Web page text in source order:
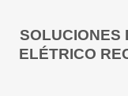
SOLUCIONES
ELÉTRICO